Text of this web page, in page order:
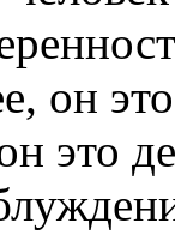
он
это